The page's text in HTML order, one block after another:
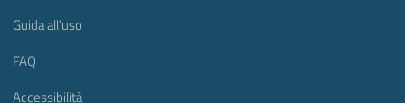
Guida all'uso
FAQ
Accessibilità